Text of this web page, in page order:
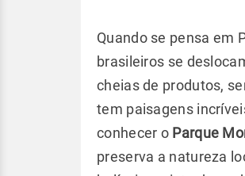
Quando se pensa em
brasileiros se
cheias de produtos,
tem paisagens
conhecer o Parque
preserva a natureza